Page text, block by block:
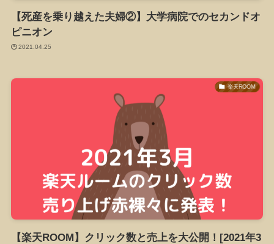
【死産を乗り越えた夫婦②】大学病院でのセカンドオ
ピニオン
2021.04.25
楽天ROOM
【楽天ROOM】クリック数と売上を大公開！[2021年3